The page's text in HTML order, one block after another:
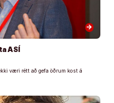
arrow_forward
ASÍ
væri rétt að gefa öðrum kost á